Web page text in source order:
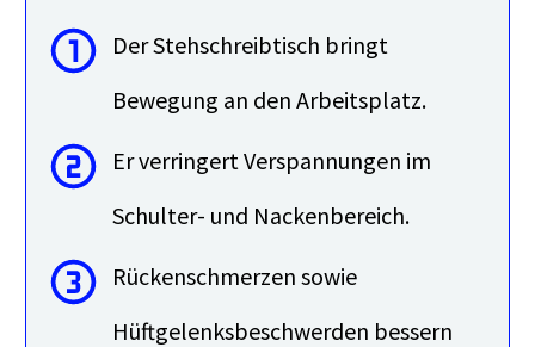
Der Stehschreibtisch bringt
Bewegung an den Arbeitsplatz.
Er verringert Verspannungen im
Schulter- und Nackenbereich.
Rückenschmerzen sowie
Hüftgelenksbeschwerden bessern